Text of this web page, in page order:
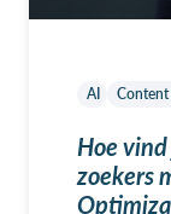
AI
Hoe
zoekers